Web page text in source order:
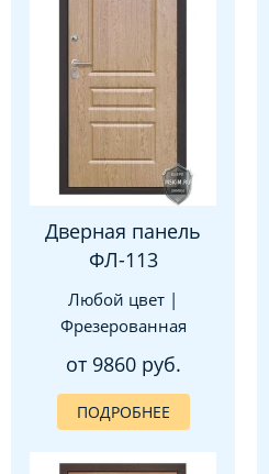
Дверная панель
ФЛ-113
Любой цвет |
Фрезерованная
от 9860 руб.
ПОДРОБНЕЕ